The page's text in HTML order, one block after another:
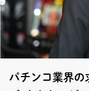
パチンコ業界の